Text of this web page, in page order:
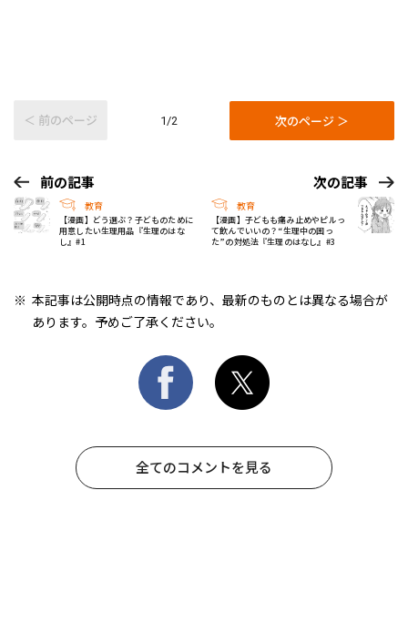
＜ 前のページ 1/2 次のページ ＞
前の記事
教育
【漫画】どう選ぶ？子どものために
用意したい生理用品『生理のはな
し』#1
次の記事
教育
【漫画】子どもも痛み止めやピルっ
て飲んでいいの？“生理中の困っ
た”の対処法『生理のはなし』#3
本記事は公開時点の情報であり、最新のものとは異なる場合が
あります。予めご了承ください。
全てのコメントを見る